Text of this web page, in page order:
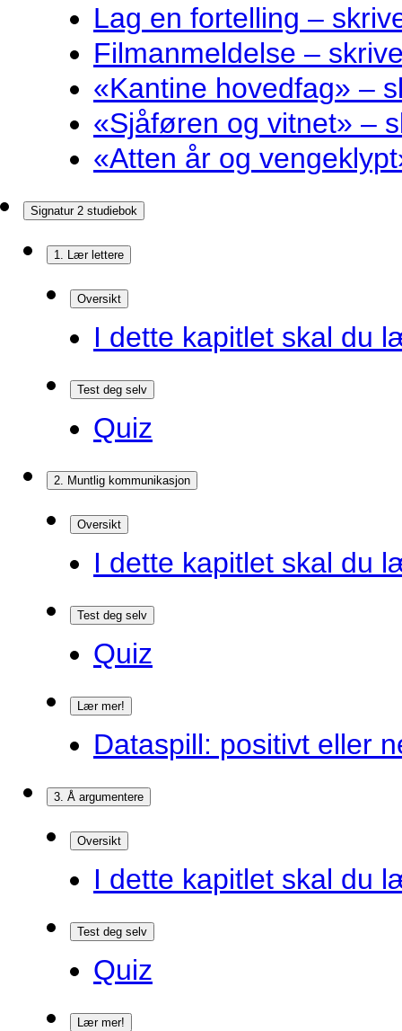
Lag en fortelling –
Filmanmeldelse –
«Kantine hovedfag» –
«Sjåføren og vitnet» –
«Atten år og
Signatur 2 studiebok
1. Lær lettere
Oversikt
I dette kapitlet skal du
Test deg selv
Quiz
2. Muntlig kommunikasjon
Oversikt
I dette kapitlet skal du
Test deg selv
Quiz
Lær mer!
Dataspill: positivt eller
3. Å argumentere
Oversikt
I dette kapitlet skal du
Test deg selv
Quiz
Lær mer!